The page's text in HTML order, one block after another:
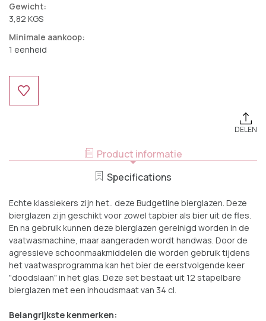
Gewicht:
3,82 KGS
Minimale aankoop:
1 eenheid
Huidige
Voorraad:
DELEN
Product informatie
Specifications
Echte klassiekers zijn het.. deze Budgetline bierglazen. Deze
bierglazen zijn geschikt voor zowel tapbier als bier uit de fles.
En na gebruik kunnen deze bierglazen gereinigd worden in de
vaatwasmachine, maar aangeraden wordt handwas. Door de
agressieve schoonmaakmiddelen die worden gebruik tijdens
het vaatwasprogramma kan het bier de eerstvolgende keer
"doodslaan" in het glas. Deze set bestaat uit 12 stapelbare
bierglazen met een inhoudsmaat van 34 cl.
Belangrijkste kenmerken: